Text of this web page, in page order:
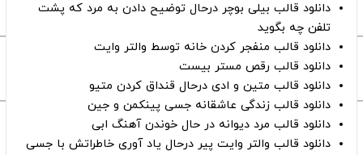
دانلود قالب بیلی بوچر درحال توضیح دادن به مرد که پشت
تلفن چه بگوید
دانلود قالب منفجر کردن خانه توسط والتر وایت
دانلود قالب رقص مستر بیست
دانلود قالب متین و ادی درحال قنداق کردن متیو
دانلود قالب زندگی عاشقانه جسی پینکمن و جین
دانلود قالب مرد دیوانه در حال خوندن آهنگ ابی
دانلود قالب والتر وایت پیر درحال یاد آوری خاطراتش با جسی